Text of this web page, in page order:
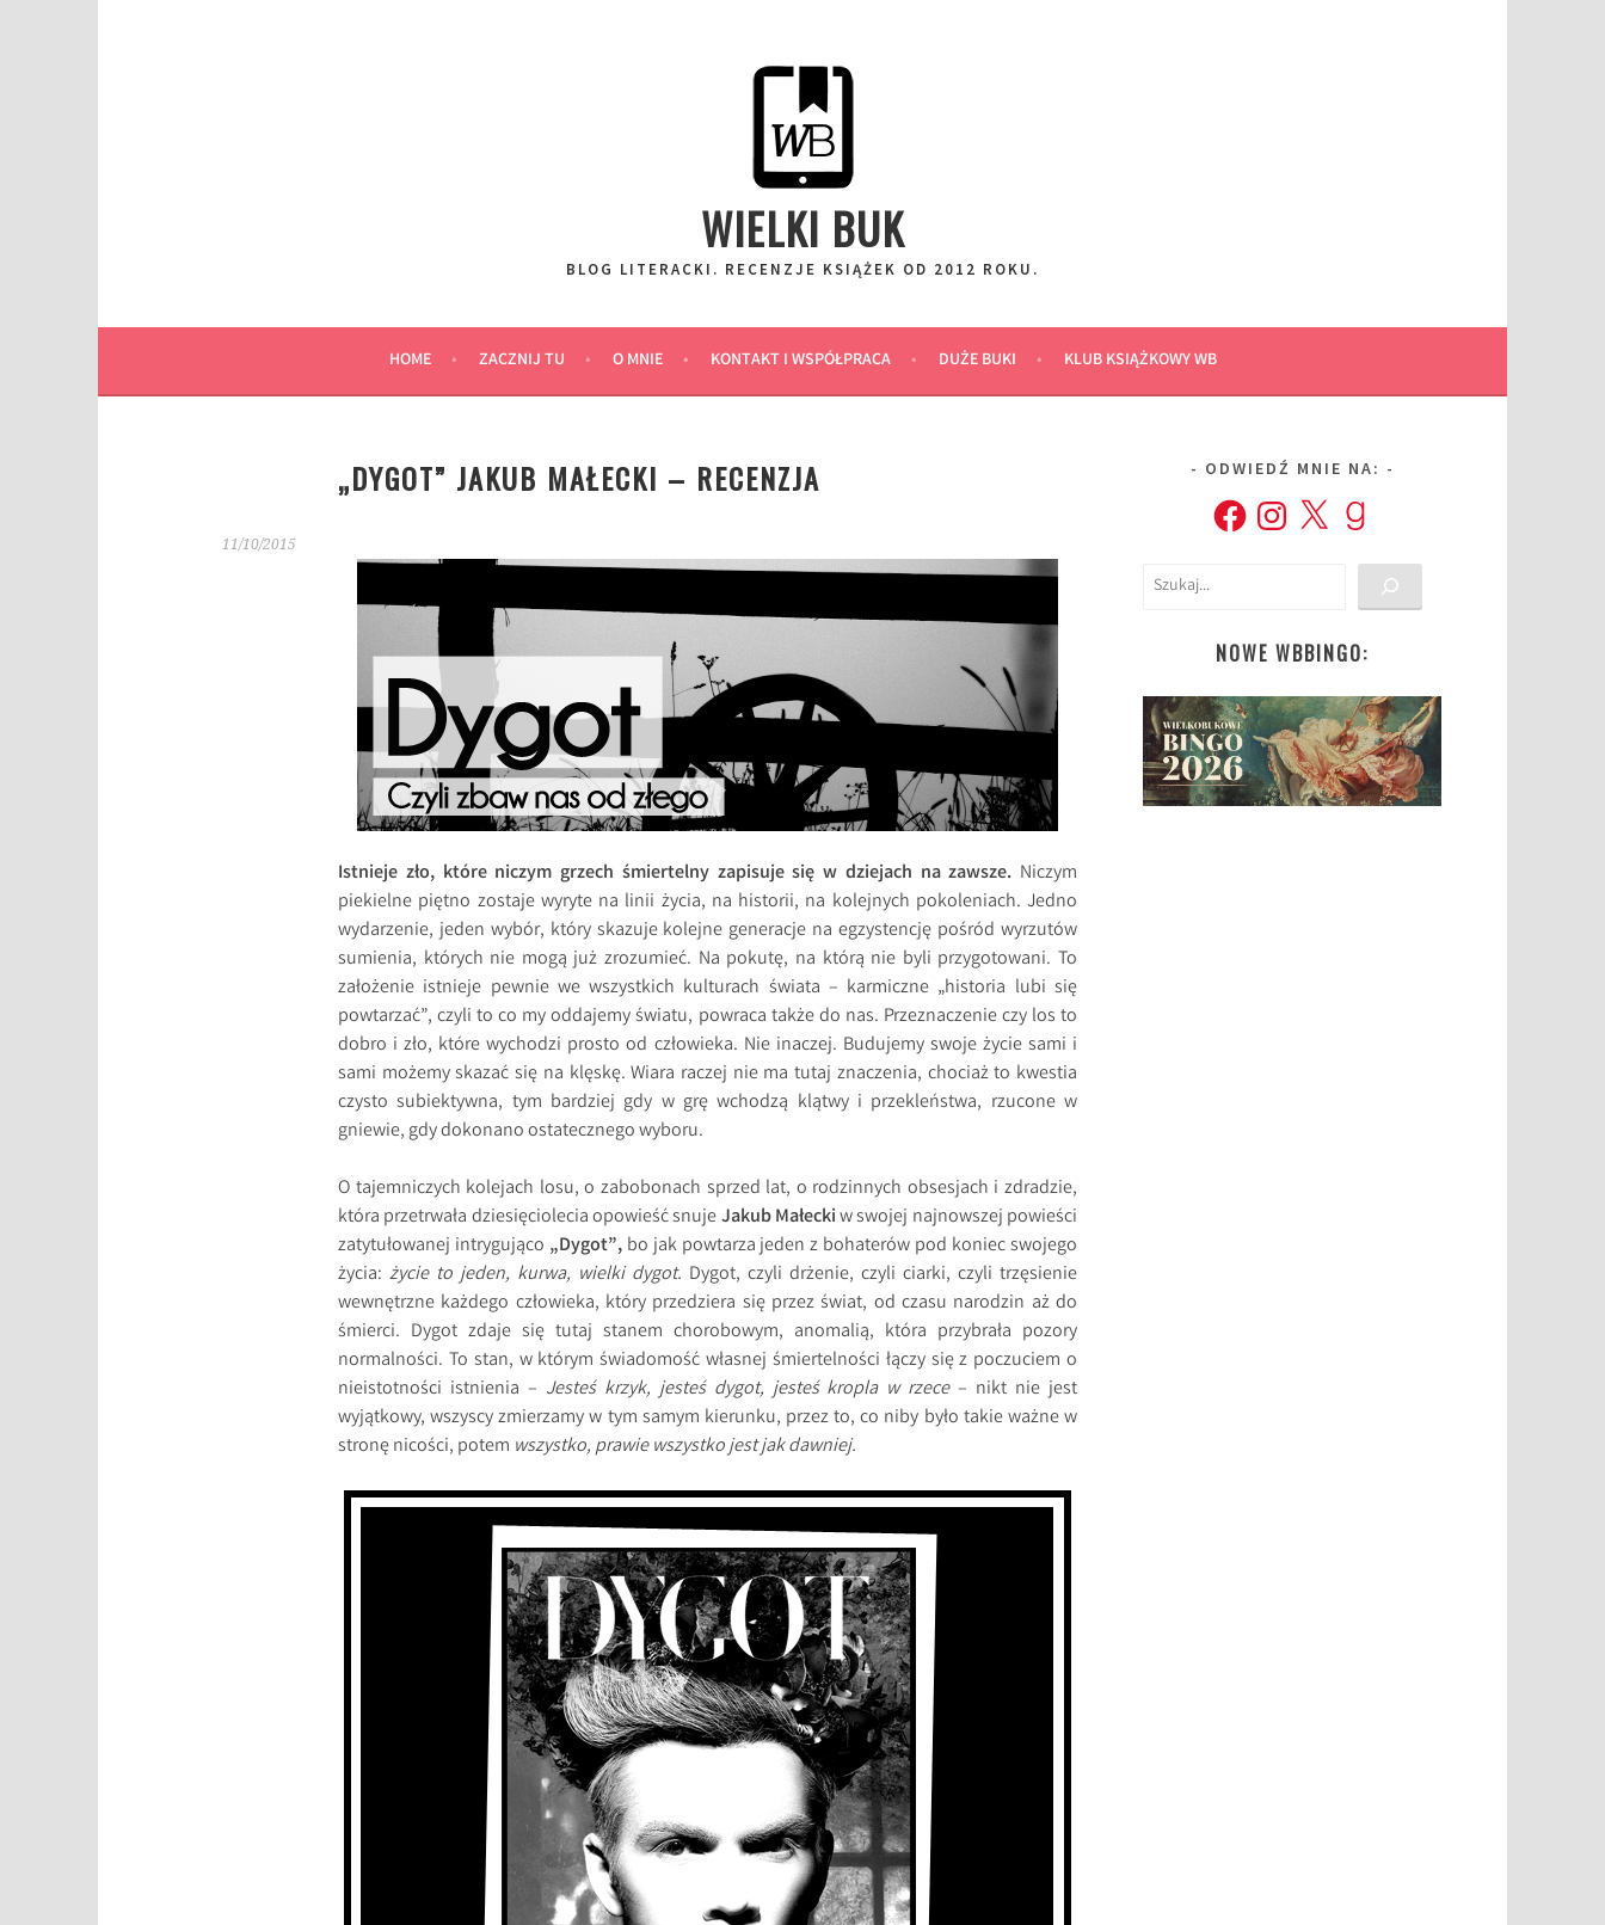
WIELKI BUK
BLOG LITERACKI. RECENZJE KSIĄŻEK OD 2012 ROKU.
HOME ZACZNIJ TU O MNIE KONTAKT I WSPÓŁPRACA DUŻE BUKI KLUB KSIĄŻKOWY WB
„DYGOT” JAKUB MAŁECKI – RECENZJA
11/10/2015
Istnieje zło, które niczym grzech śmiertelny zapisuje się w dziejach na zawsze. Niczym
piekielne piętno zostaje wyryte na linii życia, na historii, na kolejnych pokoleniach. Jedno
wydarzenie, jeden wybór, który skazuje kolejne generacje na egzystencję pośród wyrzutów
sumienia, których nie mogą już zrozumieć. Na pokutę, na którą nie byli przygotowani. To
założenie istnieje pewnie we wszystkich kulturach świata – karmiczne „historia lubi się
powtarzać”, czyli to co my oddajemy światu, powraca także do nas. Przeznaczenie czy los to
dobro i zło, które wychodzi prosto od człowieka. Nie inaczej. Budujemy swoje życie sami i
sami możemy skazać się na klęskę. Wiara raczej nie ma tutaj znaczenia, chociaż to kwestia
czysto subiektywna, tym bardziej gdy w grę wchodzą klątwy i przekleństwa, rzucone w
gniewie, gdy dokonano ostatecznego wyboru.
O tajemniczych kolejach losu, o zabobonach sprzed lat, o rodzinnych obsesjach i zdradzie,
która przetrwała dziesięciolecia opowieść snujeJakub Małeckiw swojej najnowszej powieści
zatytułowanej intrygująco „Dygot”,bo jak powtarza jeden z bohaterów pod koniec swojego
życia: życie to jeden, kurwa, wielki dygot. Dygot, czyli drżenie, czyli ciarki, czyli trzęsienie
wewnętrzne każdego człowieka, który przedziera się przez świat, od czasu narodzin aż do
śmierci. Dygot zdaje się tutaj stanem chorobowym, anomalią, która przybrała pozory
normalności. To stan, w którym świadomość własnej śmiertelności łączy się z poczuciem o
nieistotności istnienia – Jesteś krzyk, jesteś dygot, jesteś kropla w rzece– nikt nie jest
wyjątkowy, wszyscy zmierzamy w tym samym kierunku, przez to, co niby było takie ważne w
stronę nicości, potem wszystko, prawie wszystko jest jak dawniej.
ODWIEDŹ MNIE NA:
FacebookInstagram
X Goodreads
Szukaj
NOWE WBBINGO: